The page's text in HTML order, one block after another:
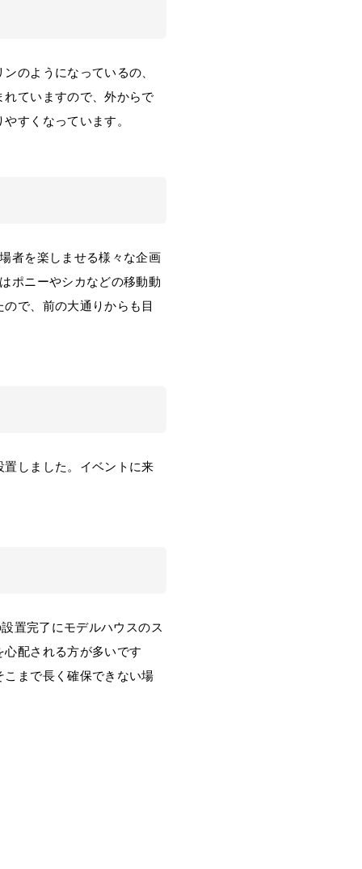
のようになっているの、
ていますので、外からで
すくなっています。
者を楽しませる様々な企画
ポニーやシカなどの移動動
で、前の大通りからも目
しました。イベントに来
置完了にモデルハウスのス
配される方が多いです
まで長く確保できない場